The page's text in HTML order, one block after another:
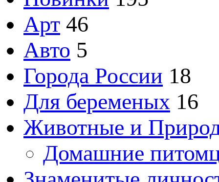
Арт 46
Авто 5
Города России 18
Для беременых 16
Животные и
Домашние